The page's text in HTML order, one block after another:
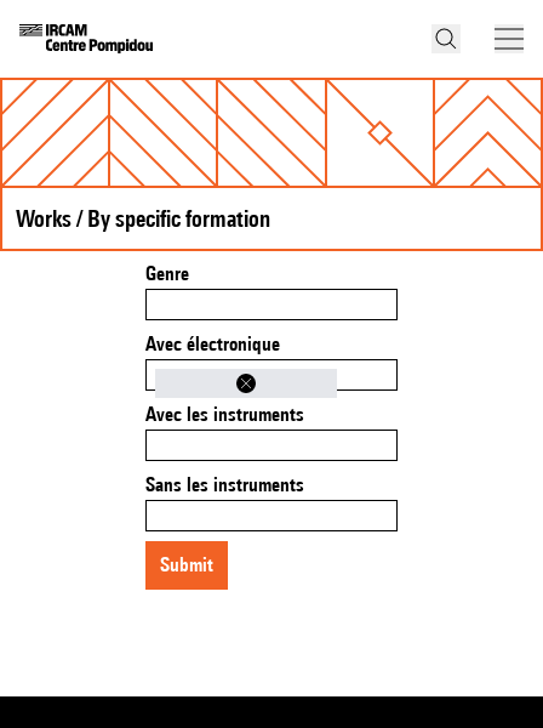
Works / By specific formation
Genre
Avec électronique
Avec les instruments
Sans les instruments
submit